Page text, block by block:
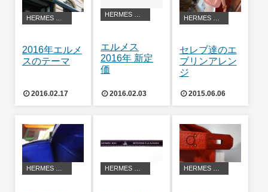
2016年エルメ
スのテーマ
2016.02.17
エルメス
2016年 新定
価
2016.02.03
セレブ達のエ
ブリンアレン
ジ
2015.06.06